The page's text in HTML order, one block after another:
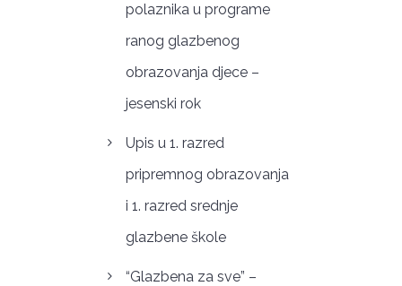
polaznika u programe
ranog glazbenog
obrazovanja djece –
jesenski rok
Upis u 1. razred
pripremnog obrazovanja
i 1. razred srednje
glazbene škole
“Glazbena za sve” –